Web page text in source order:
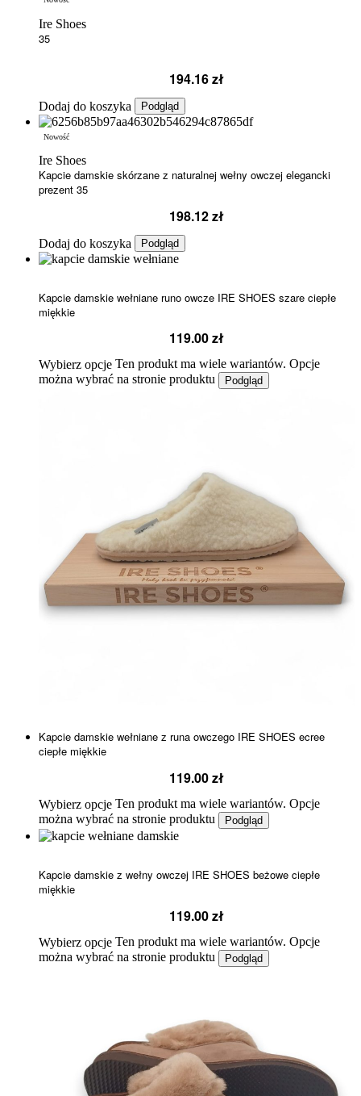
Ire Shoes
35
194.16zł
Dodaj do koszyka Podgląd
Nowość
Ire Shoes
Kapcie damskie skórzane z naturalnej wełny owczej elegancki
prezent 35
198.12zł
Dodaj do koszyka Podgląd
Kapcie damskie wełniane runo owcze IRE SHOES szare ciepłe
miękkie
119.00zł
Wybierz opcje Ten produkt ma wiele wariantów. Opcje
można wybrać na stronie produktu
Podgląd
Kapcie damskie wełniane z runa owczego IRE SHOES ecree
ciepłe miękkie
119.00zł
Wybierz opcje Ten produkt ma wiele wariantów. Opcje
można wybrać na stronie produktu
Podgląd
Kapcie damskie z wełny owczej IRE SHOES beżowe ciepłe
miękkie
119.00zł
Wybierz opcje Ten produkt ma wiele wariantów. Opcje
można wybrać na stronie produktu
Podgląd